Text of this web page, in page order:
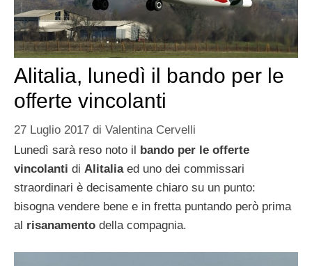
Alitalia, lunedì il bando per le
offerte vincolanti
27 Luglio 2017 di Valentina Cervelli
Lunedì sarà reso noto il bando per le offerte
vincolanti di Alitalia ed uno dei commissari
straordinari è decisamente chiaro su un punto:
bisogna vendere bene e in fretta puntando però prima
al risanamento della compagnia.